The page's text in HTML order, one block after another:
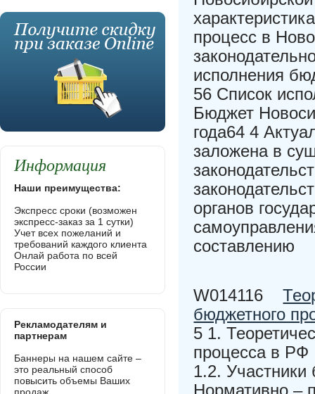
процесс в
исполнения
56 Список
Бюджет
года64 4
заложена в
органов
составлению
W014116
бюджетного
5 1.
процесса в РФ
1.2.
Нормативно –
Информация
Наши преимущества:
Экспресс сроки (возможен
экспресс-заказ за 1 сутки)
Учет всех пожеланий и
требований каждого клиента
Онлай работа по всей
России
Рекламодателям и
партнерам
Баннеры на нашем сайте –
это реальный способ
повысить объемы Ваших